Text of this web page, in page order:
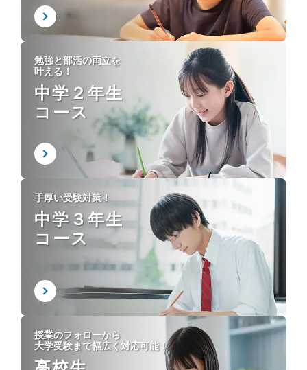
勉強と部活の両立を
叶える！
中学２年生
コース
手厚い受験対策！
中学３年生
コース
授業のフォローから
大学受験まで幅広く対応可能！